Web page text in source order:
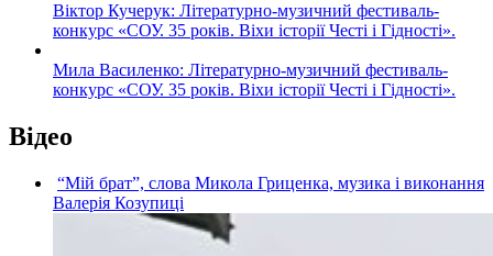
Віктор Кучерук: Літературно-музичний фестиваль-
конкурс «СОУ. 35 років. Віхи історії Честі і Гідності».
Мила Василенко: Літературно-музичний фестиваль-
конкурс «СОУ. 35 років. Віхи історії Честі і Гідності».
Відео
“Мій брат”, слова Микола Гриценка, музика і виконання
Валерія Козупиці